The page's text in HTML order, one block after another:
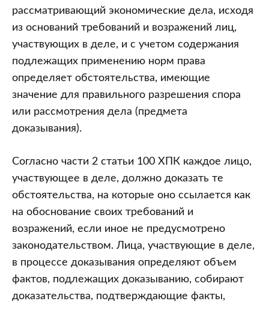
рассматривающий экономические дела, исходя
из оснований требований и возражений лиц,
участвующих в деле, и с учетом содержания
подлежащих применению норм права
определяет обстоятельства, имеющие
значение для правильного разрешения спора
или рассмотрения дела (предмета
доказывания).
Согласно части 2 статьи 100 ХПК каждое лицо,
участвующее в деле, должно доказать те
обстоятельства, на которые оно ссылается как
на обоснование своих требований и
возражений, если иное не предусмотрено
законодательством. Лица, участвующие в деле,
в процессе доказывания определяют объем
фактов, подлежащих доказыванию, собирают
доказательства, подтверждающие факты,